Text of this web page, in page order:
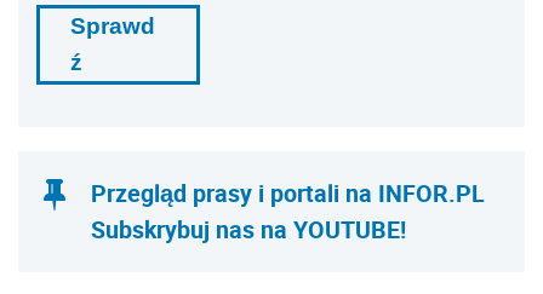
Sprawd
ź
Przegląd prasy i portali na INFOR.PL
Subskrybuj nas na YOUTUBE!